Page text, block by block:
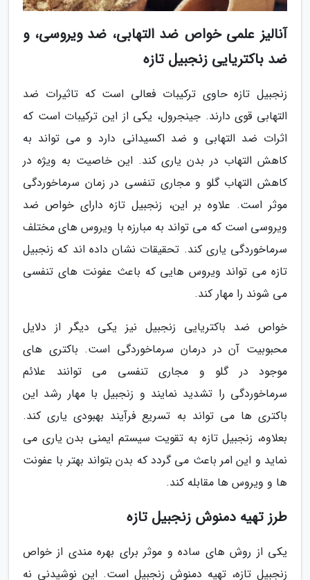
آنالیز علمی خواص ضد التهابی، ضد ویروسی، و
ضد باکتریایی زنجبیل تازه
زنجبیل تازه حاوی ترکیبات فعالی است که تاثیرات ضد
التهابی قوی دارند. جینجرول، یکی از این ترکیبات است که
اثرات ضد التهابی و ضد اکسیدانی دارد و می تواند به
کاهش التهاب در بدن یاری کند. این خاصیت به ویژه در
کاهش التهاب گلو و مجاری تنفسی در زمان سرماخوردگی
موثر است. علاوه بر این، زنجبیل تازه دارای خواص ضد
ویروسی است که می تواند به مبارزه با ویروس های مختلف
سرماخوردگی یاری کند. تحقیقات نشان داده اند که زنجبیل
تازه می تواند ویروس هایی که باعث عفونت های تنفسی
می شوند را مهار کند.
خواص ضد باکتریایی زنجبیل نیز یکی دیگر از دلایل
محبوبیت آن در درمان سرماخوردگی است. باکتری های
موجود در گلو و مجاری تنفسی می توانند علائم
سرماخوردگی را تشدید نمایند و زنجبیل با مهار رشد این
باکتری ها می تواند به تسریع فرآیند بهبودی یاری کند.
بعلاوه، زنجبیل تازه به تقویت سیستم ایمنی بدن یاری می
نماید و این امر باعث می گردد که بدن بتواند بهتر با عفونت
ها و ویروس ها مقابله کند.
طرز تهیه دمنوش زنجبیل تازه
یکی از روش های ساده و موثر برای بهره مندی از خواص
زنجبیل تازه، تهیه دمنوش زنجبیل است. این نوشیدنی نه